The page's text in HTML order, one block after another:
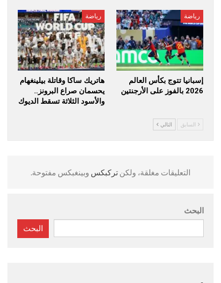
رياضة
إسبانيا تتوج بكأس العالم
2026 بالفوز على الأرجنتين
رياضة
هاتريك ساكا وقاتلة بيلينغهام
يحسمان صراع البرونز..
والأسود الثلاثة تسقط الديوك
السابق التالي
التعليقات مغلقة، ولكن تركبكس وبينغبكس مفتوحة.
البحث
البحث